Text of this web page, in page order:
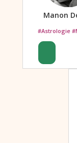
Manon
#Astrologie